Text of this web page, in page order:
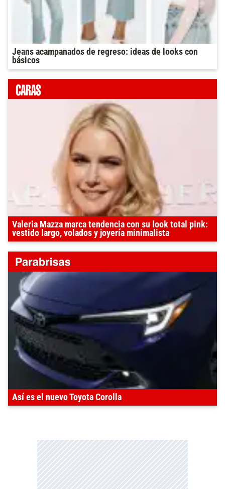
Jeans acampanados de regreso: ideas de looks con
básicos
Valeria Mazza marca tendencia con su look total pink:
vestido largo, volados y joyería minimalista
Así es el nuevo Toyota Corolla